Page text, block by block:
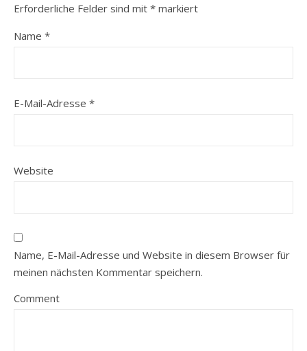
Erforderliche Felder sind mit * markiert
Name *
E-Mail-Adresse *
Website
Name, E-Mail-Adresse und Website in diesem Browser für
meinen nächsten Kommentar speichern.
Comment